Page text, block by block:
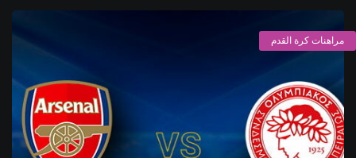
مراهنات كرة القدم